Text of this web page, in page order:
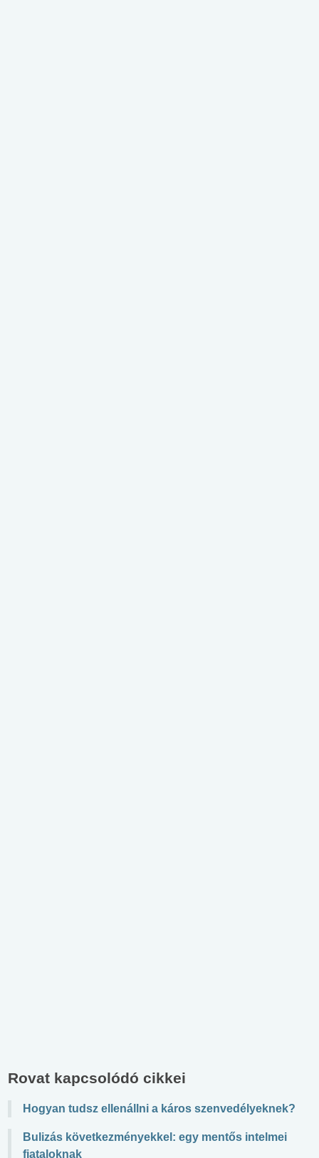
Rovat kapcsolódó cikkei
Hogyan tudsz ellenállni a káros szenvedélyeknek?
Bulizás következményekkel: egy mentős intelmei
fiataloknak